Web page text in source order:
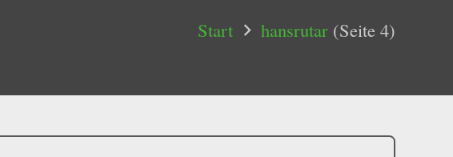
Start hansrutar (Seite 4)